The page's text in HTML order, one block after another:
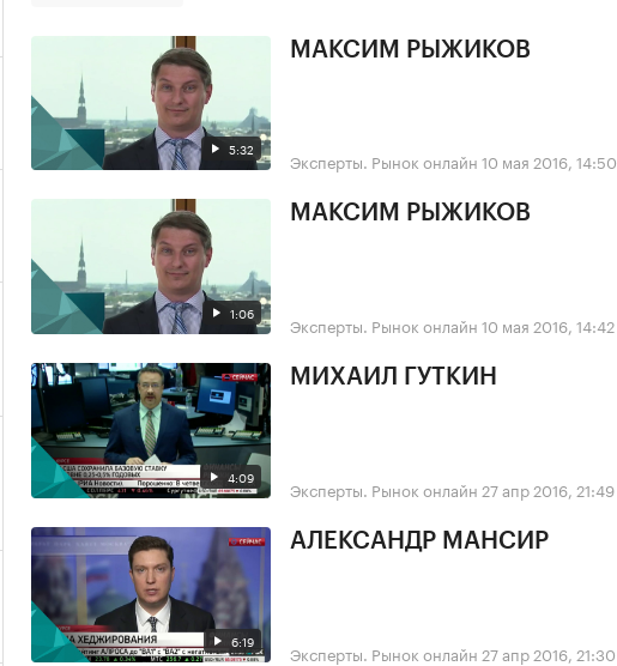
5:32
МАКСИМ РЫЖИКОВ
Эксперты. Рынок онлайн 10 мая 2016, 14:50
1:06
МАКСИМ РЫЖИКОВ
Эксперты. Рынок онлайн 10 мая 2016, 14:42
4:09
МИХАИЛ ГУТКИН
Эксперты. Рынок онлайн 27 апр 2016, 21:49
6:19
АЛЕКСАНДР МАНСИР
Эксперты. Рынок онлайн 27 апр 2016, 21:30